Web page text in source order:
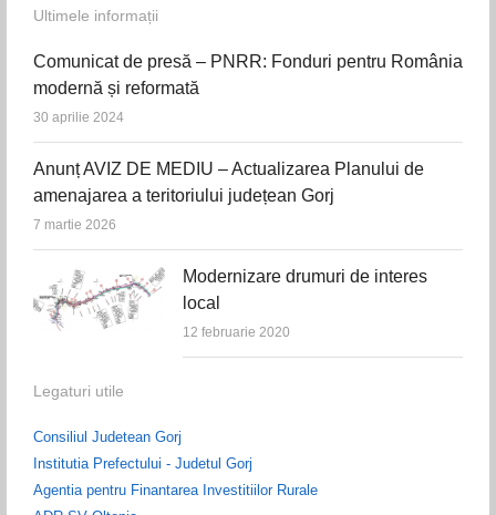
Ultimele informații
Comunicat de presă – PNRR: Fonduri pentru România
modernă și reformată
30 aprilie 2024
Anunț AVIZ DE MEDIU – Actualizarea Planului de
amenajarea a teritoriului județean Gorj
7 martie 2026
Modernizare drumuri de interes
local
12 februarie 2020
Legaturi utile
Consiliul Judetean Gorj
Institutia Prefectului - Judetul Gorj
Agentia pentru Finantarea Investitiilor Rurale